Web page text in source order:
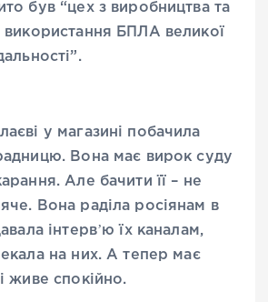
був “цех з виробництва та
використання БПЛА великої
у магазині побачила
Вона має вирок суду
Але бачити її – не
Вона раділа росіянам в
інтервʼю їх каналам,
на них. А тепер має
живе спокійно.